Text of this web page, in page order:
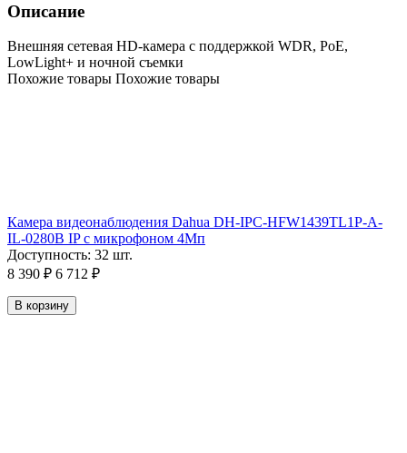
Описание
Внешняя сетевая HD-камера с поддержкой WDR, PoE,
LowLight+ и ночной съемки
Похожие товары Похожие товары
Камера видеонаблюдения Dahua DH-IPC-HFW1439TL1P-A-
IL-0280B IP с микрофоном 4Мп
Доступность: 32 шт.
8 390 ₽ 6 712 ₽
В корзину